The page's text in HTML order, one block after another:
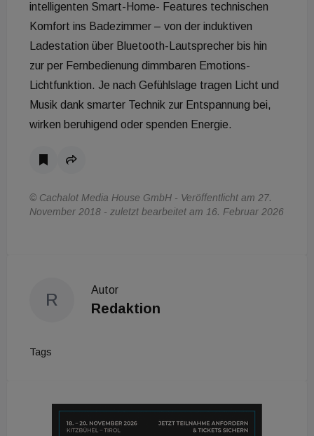
intelligenten Smart-Home- Features technischen
Komfort ins Badezimmer – von der induktiven
Ladestation über Bluetooth-Lautsprecher bis hin
zur per Fernbedienung dimmbaren Emotions-
Lichtfunktion. Je nach Gefühlslage tragen Licht und
Musik dank smarter Technik zur Entspannung bei,
wirken beruhigend oder spenden Energie.
© Cachalot Media House GmbH - Veröffentlicht am 27.
November 2018 - zuletzt bearbeitet am 16. Februar 2026
R
Autor
Redaktion
Tags